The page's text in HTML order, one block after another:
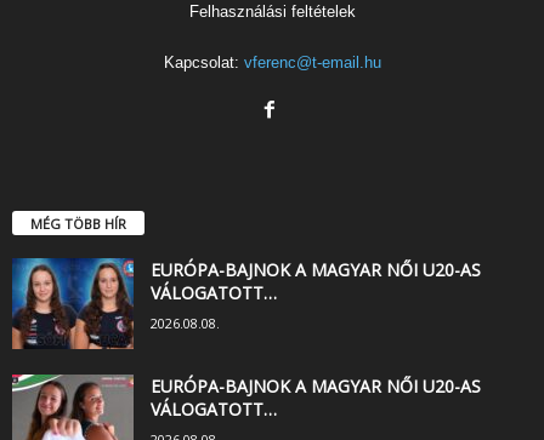
Felhasználási feltételek
Kapcsolat: vferenc@t-email.hu
MÉG TÖBB HÍR
EURÓPA-BAJNOK A MAGYAR NŐI U20-AS
VÁLOGATOTT…
2026.08.08.
EURÓPA-BAJNOK A MAGYAR NŐI U20-AS
VÁLOGATOTT…